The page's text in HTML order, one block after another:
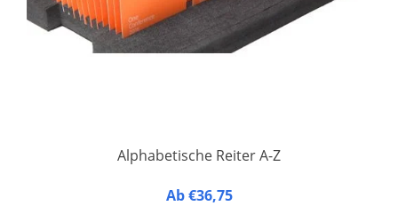
Alphabetische Reiter A-Z
Alphabetische Reiter für Namensschilder. Set bestehend aus
Ab €36,75